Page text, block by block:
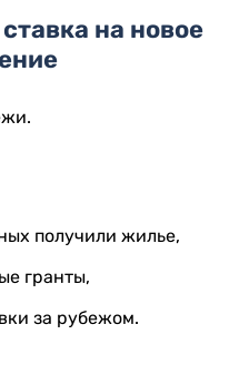
на новое
получили жилье,
гранты,
за рубежом.